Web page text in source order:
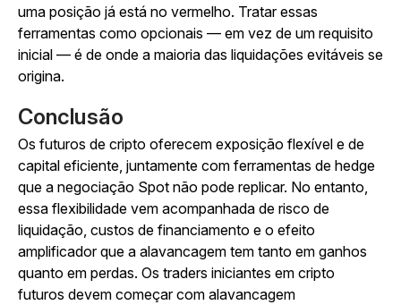
uma posição já está no vermelho. Tratar essas
ferramentas como opcionais — em vez de um requisito
inicial — é de onde a maioria das liquidações evitáveis se
origina.
Conclusão
Os futuros de cripto oferecem exposição flexível e de
capital eficiente, juntamente com ferramentas de hedge
que a negociação Spot não pode replicar. No entanto,
essa flexibilidade vem acompanhada de risco de
liquidação, custos de financiamento e o efeito
amplificador que a alavancagem tem tanto em ganhos
quanto em perdas. Os traders iniciantes em cripto
futuros devem começar com alavancagem